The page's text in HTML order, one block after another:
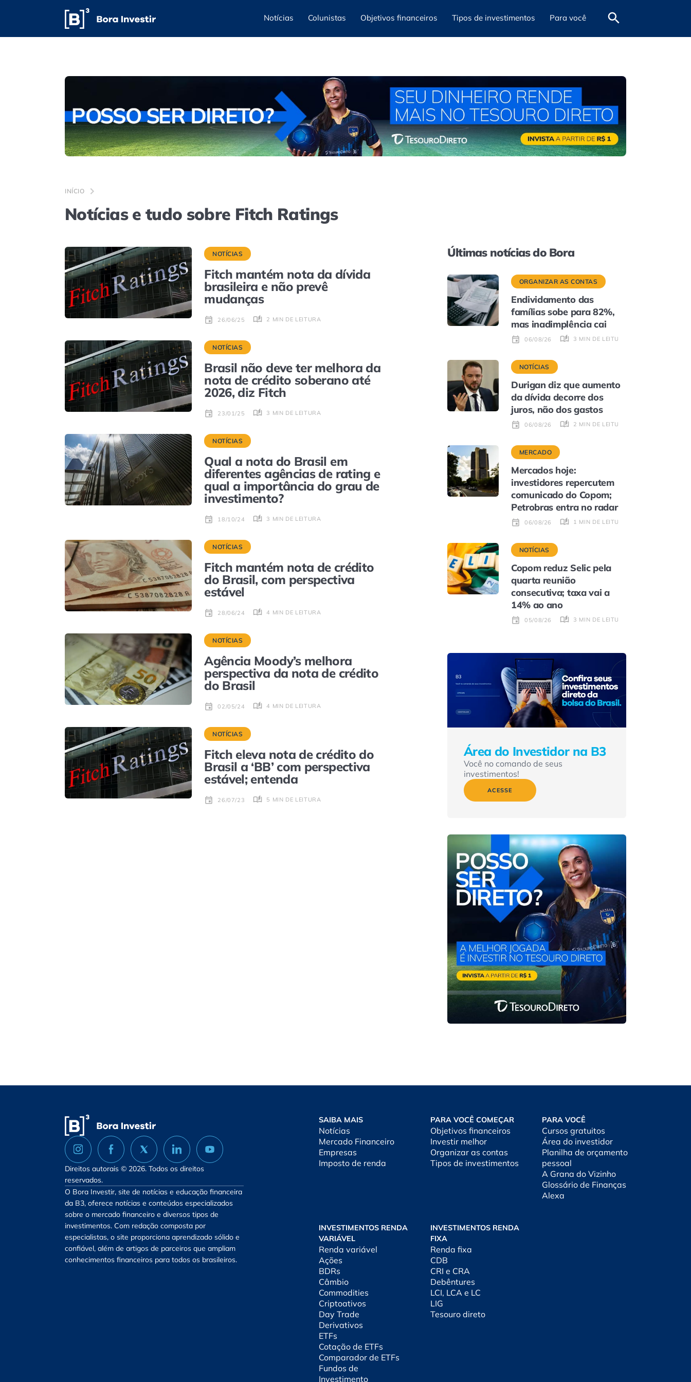
Notícias Colunistas Objetivos financeiros Tipos de investimentos Para você
INÍCIO
Notícias e tudo sobre Fitch Ratings
NOTÍCIAS
Fitch mantém nota da dívida
brasileira e não prevê
mudanças
26/06/25 2 MIN DE LEITURA
NOTÍCIAS
Brasil não deve ter melhora da
nota de crédito soberano até
2026, diz Fitch
23/01/25 3 MIN DE LEITURA
NOTÍCIAS
Qual a nota do Brasil em
diferentes agências de rating e
qual a importância do grau de
investimento?
18/10/24 3 MIN DE LEITURA
NOTÍCIAS
Fitch mantém nota de crédito
do Brasil, com perspectiva
estável
28/06/24 4 MIN DE LEITURA
NOTÍCIAS
Agência Moody’s melhora
perspectiva da nota de crédito
do Brasil
02/05/24 4 MIN DE LEITURA
NOTÍCIAS
Fitch eleva nota de crédito do
Brasil a ‘BB’ com perspectiva
estável; entenda
26/07/23 5 MIN DE LEITURA
Últimas notícias do Bora
ORGANIZAR AS CONTAS
Endividamento das
famílias sobe para 82%,
mas inadimplência cai
06/08/26 3 MIN DE LEITURA
NOTÍCIAS
Durigan diz que aumento
da dívida decorre dos
juros, não dos gastos
06/08/26 2 MIN DE LEITURA
MERCADO
Mercados hoje:
investidores repercutem
comunicado do Copom;
Petrobras entra no radar
06/08/26 1 MIN DE LEITURA
NOTÍCIAS
Copom reduz Selic pela
quarta reunião
consecutiva; taxa vai a
14% ao ano
05/08/26 3 MIN DE LEITURA
Área do Investidor na B3
Você no comando de seus
investimentos!
ACESSE
Direitos autorais © 2026. Todos os direitos
reservados.
O Bora Investir, site de notícias e educação financeira
da B3, oferece notícias e conteúdos especializados
sobre o mercado financeiro e diversos tipos de
investimentos. Com redação composta por
especialistas, o site proporciona aprendizado sólido e
confiável, além de artigos de parceiros que ampliam
conhecimentos financeiros para todos os brasileiros.
SAIBA MAIS
Notícias
Mercado Financeiro
Empresas
Imposto de renda
PARA VOCÊ COMEÇAR
Objetivos financeiros
Investir melhor
Organizar as contas
Tipos de investimentos
PARA VOCÊ
Cursos gratuitos
Área do investidor
Planilha de orçamento
pessoal
A Grana do Vizinho
Glossário de Finanças
Alexa
INVESTIMENTOS RENDA
VARIÁVEL
Renda variável
Ações
BDRs
Câmbio
Commodities
Criptoativos
Day Trade
Derivativos
ETFs
Cotação de ETFs
Comparador de ETFs
Fundos de
Investimento
INVESTIMENTOS RENDA
FIXA
Renda fixa
CDB
CRI e CRA
Debêntures
LCI, LCA e LC
LIG
Tesouro direto